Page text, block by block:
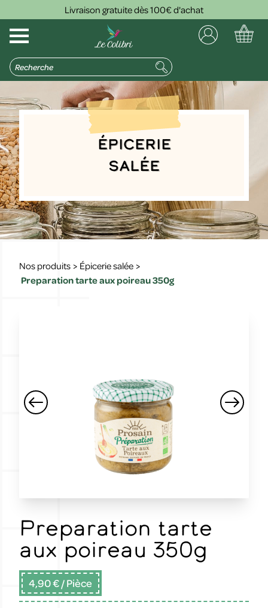
Livraison gratuite dès 100€ d'achat
Épicerie
salée
Nos produits > Épicerie salée >
Preparation tarte aux poireau 350g
Preparation tarte
aux poireau 350g
4,90 €/ Pièce